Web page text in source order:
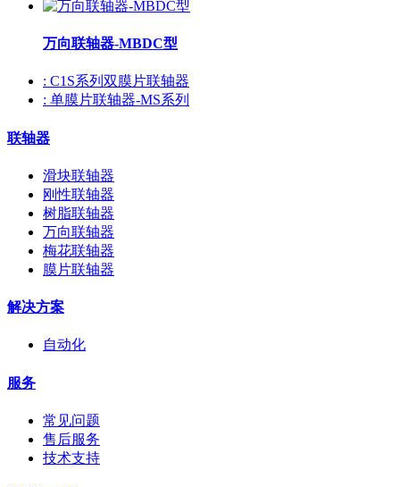
万向联轴器-MBDC型
: C1S系列双膜片联轴器
: 单膜片联轴器-MS系列
联轴器
滑块联轴器
刚性联轴器
树脂联轴器
万向联轴器
梅花联轴器
膜片联轴器
解决方案
自动化
服务
常见问题
售后服务
技术支持